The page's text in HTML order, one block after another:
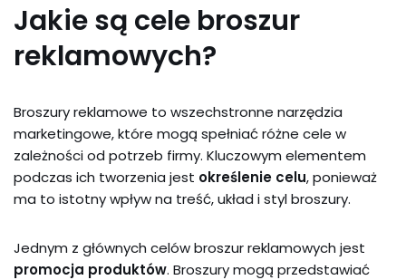
Jakie są cele broszur
reklamowych?
Broszury reklamowe to wszechstronne narzędzia
marketingowe, które mogą spełniać różne cele w
zależności od potrzeb firmy. Kluczowym elementem
podczas ich tworzenia jest określenie celu, ponieważ
ma to istotny wpływ na treść, układ i styl broszury.
Jednym z głównych celów broszur reklamowych jest
promocja produktów. Broszury mogą przedstawiać